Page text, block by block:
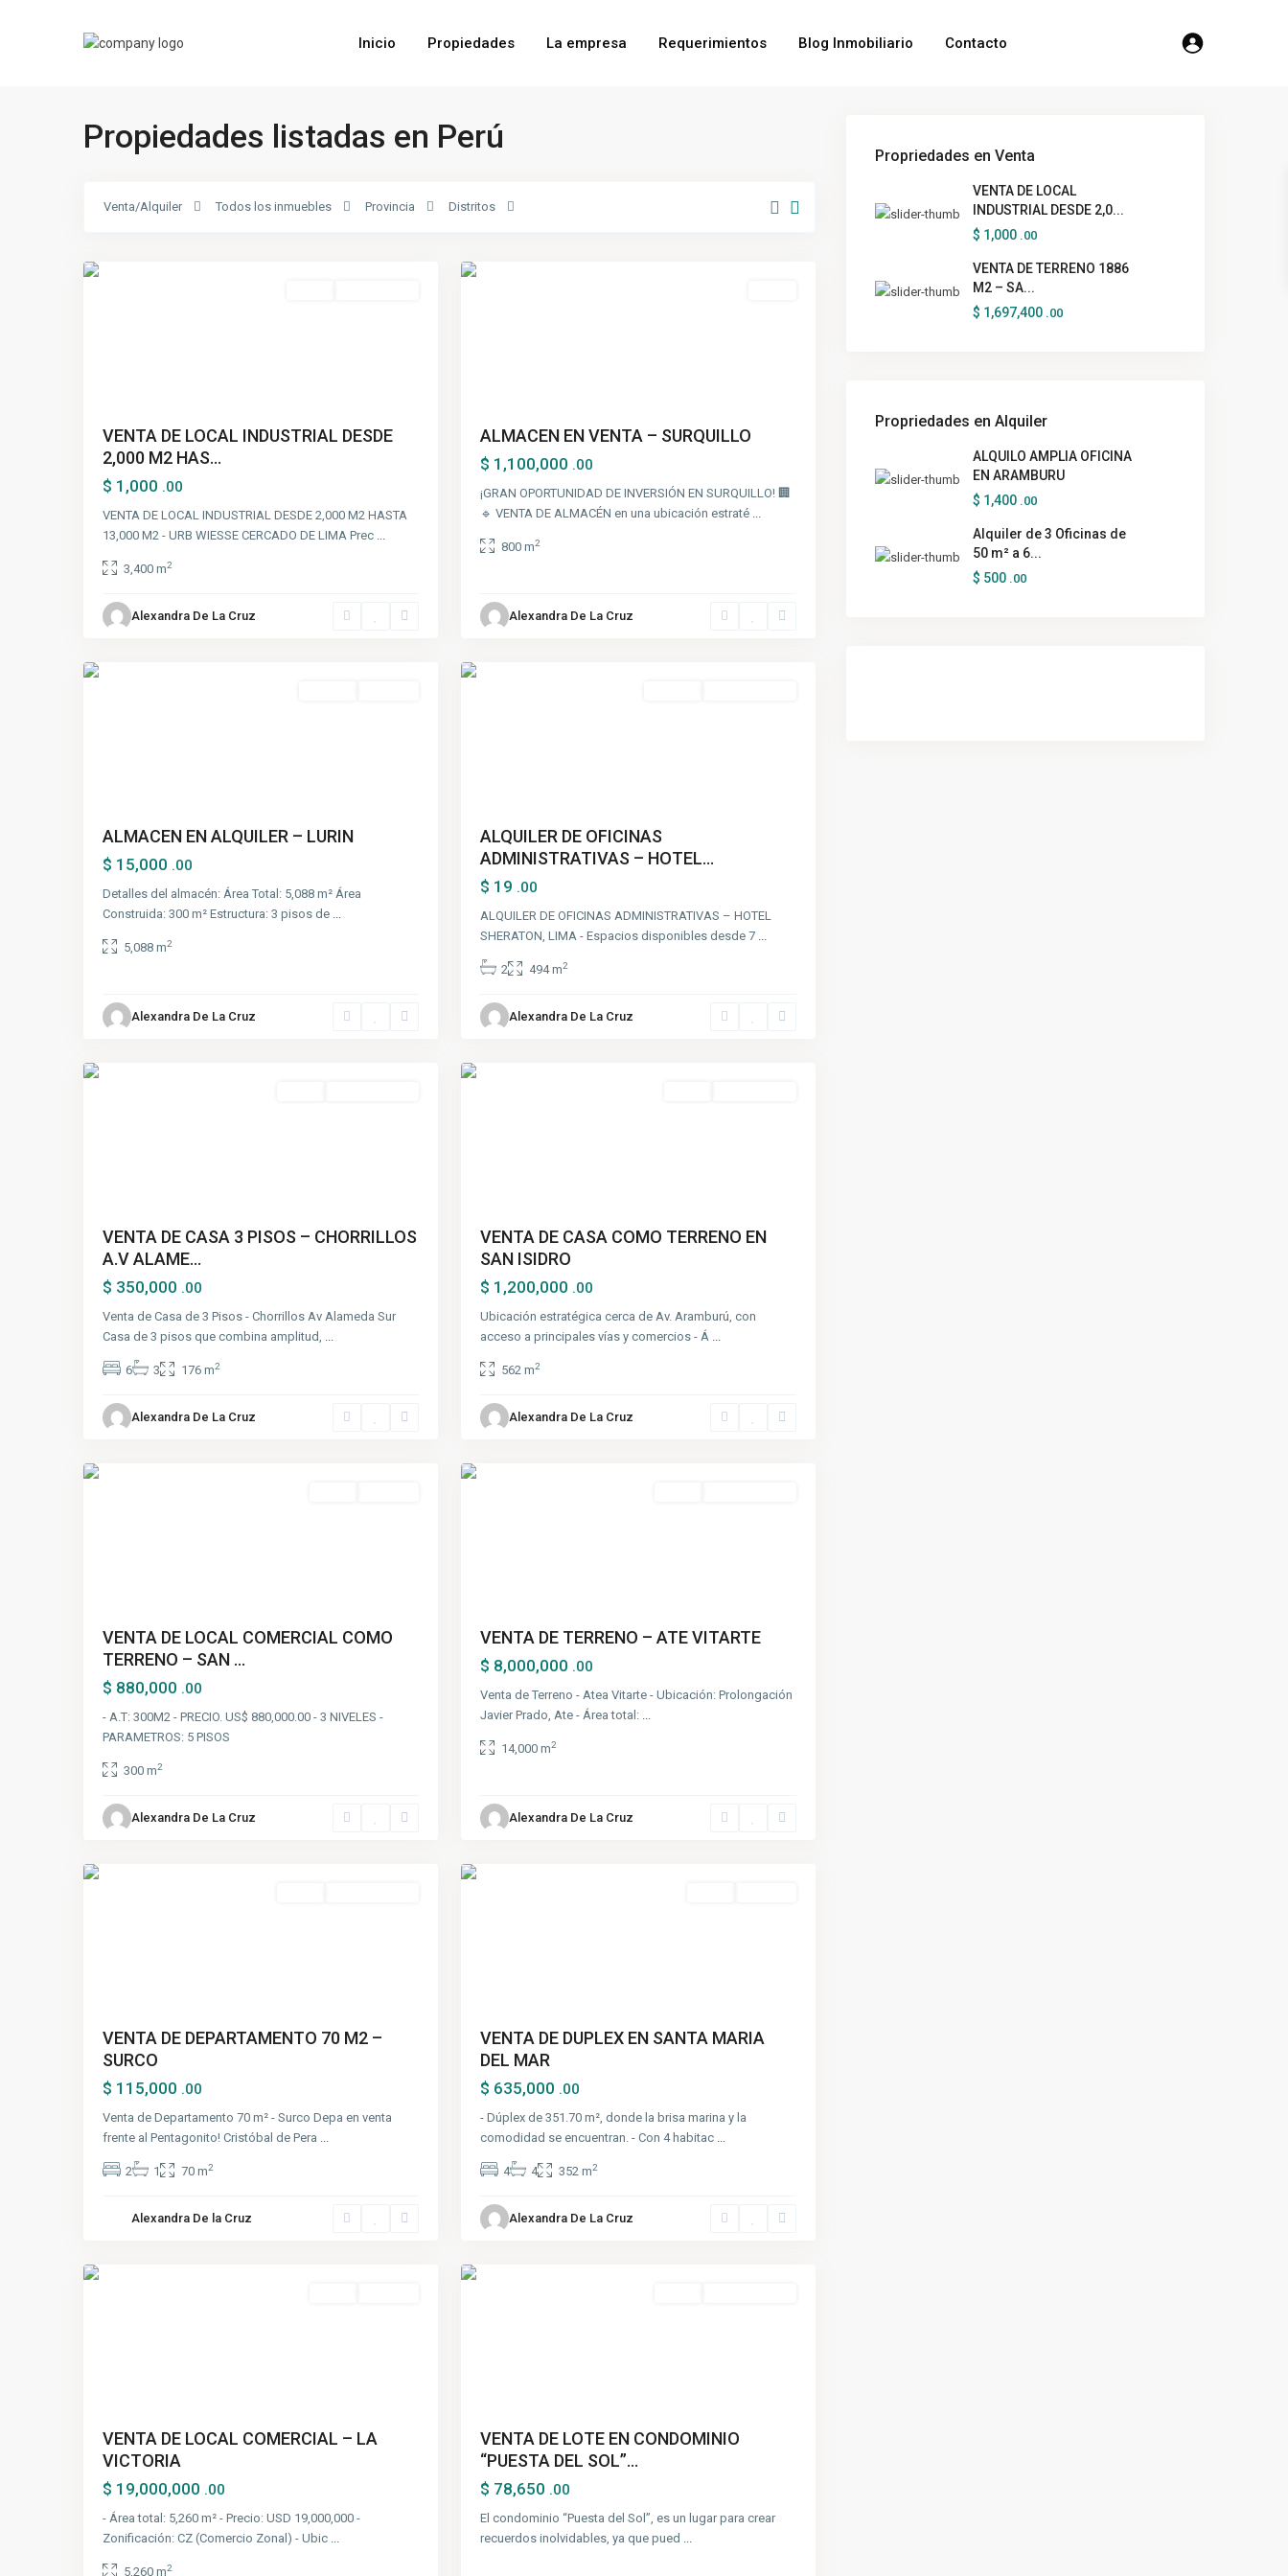
Inicio Propiedades La empresa Requerimientos Blog Inmobiliario Contacto
Propiedades listadas en Perú
Venta/Alquiler Todos los inmuebles Provincia Distritos
de
VENTA DE LOCAL INDUSTRIAL DESDE
2,000 M2 HAS...
$ 1,000 .00
VENTA DE LOCAL INDUSTRIAL DESDE 2,000 M2 HASTA
13,000 M2 - URB WIESSE CERCADO DE LIMA Prec ...
3,400 m2
Alexandra De La Cruz
ALMACEN EN VENTA – SURQUILLO
$ 1,100,000 .00
¡GRAN OPORTUNIDAD DE INVERSIÓN EN SURQUILLO! 🏢
🔹 VENTA DE ALMACÉN en una ubicación estraté ...
800 m2
Alexandra De La Cruz
Lurín,
ALMACEN EN ALQUILER – LURIN
$ 15,000 .00
Detalles del almacén: Área Total: 5,088 m² Área
Construida: 300 m² Estructura: 3 pisos de ...
5,088 m2
Alexandra De La Cruz
de
Lima,
ALQUILER DE OFICINAS
ADMINISTRATIVAS – HOTEL...
$ 19 .00
ALQUILER DE OFICINAS ADMINISTRATIVAS – HOTEL
SHERATON, LIMA - Espacios disponibles desde 7 ...
2 494 m2
Alexandra De La Cruz
Chorrillos,
VENTA DE CASA 3 PISOS – CHORRILLOS
A.V ALAME...
$ 350,000 .00
Venta de Casa de 3 Pisos - Chorrillos Av Alameda Sur
Casa de 3 pisos que combina amplitud, ...
6 3 176 m2
Alexandra De La Cruz
San
Isidro,
VENTA DE CASA COMO TERRENO EN
SAN ISIDRO
$ 1,200,000 .00
Ubicación estratégica cerca de Av. Aramburú, con
acceso a principales vías y comercios - Á ...
562 m2
Alexandra De La Cruz
San
Isidro,
VENTA DE LOCAL COMERCIAL COMO
TERRENO – SAN ...
$ 880,000 .00
- A.T: 300M2 - PRECIO. US$ 880,000.00 - 3 NIVELES -
PARAMETROS: 5 PISOS
300 m2
Alexandra De La Cruz
Ate,
VENTA DE TERRENO – ATE VITARTE
$ 8,000,000 .00
Venta de Terreno - Atea Vitarte - Ubicación: Prolongación
Javier Prado, Ate - Área total: ...
14,000 m2
Alexandra De La Cruz
Santiago
de
Surco,
VENTA DE DEPARTAMENTO 70 M2 –
SURCO
$ 115,000 .00
Venta de Departamento 70 m² - Surco Depa en venta
frente al Pentagonito! Cristóbal de Pera ...
2 1 70 m2
Alexandra De la Cruz
Santa
del
Mar,
VENTA DE DUPLEX EN SANTA MARIA
DEL MAR
$ 635,000 .00
- Dúplex de 351.70 m², donde la brisa marina y la
comodidad se encuentran. - Con 4 habitac ...
4 4 352 m2
Alexandra De La Cruz
Victoria,
VENTA DE LOCAL COMERCIAL – LA
VICTORIA
$ 19,000,000 .00
- Área total: 5,260 m² - Precio: USD 19,000,000 -
Zonificación: CZ (Comercio Zonal) - Ubic ...
5,260 m2
VENTA DE LOTE EN CONDOMINIO
“PUESTA DEL SOL”...
$ 78,650 .00
El condominio “Puesta del Sol”, es un lugar para crear
recuerdos inolvidables, ya que pued ...
Propriedades en Venta
VENTA DE LOCAL
INDUSTRIAL DESDE 2,0...
$ 1,000 .00
VENTA DE TERRENO 1886
M2 – SA...
$ 1,697,400 .00
Propriedades en Alquiler
ALQUILO AMPLIA OFICINA
EN ARAMBURU
$ 1,400 .00
Alquiler de 3 Oficinas de
50 m² a 6...
$ 500 .00